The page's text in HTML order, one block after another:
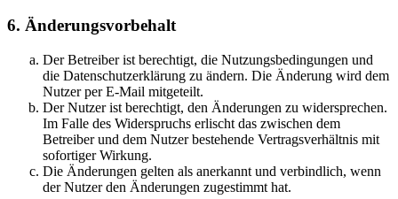
6. Änderungsvorbehalt
Der Betreiber ist berechtigt, die Nutzungsbedingungen und
die Datenschutzerklärung zu ändern. Die Änderung wird dem
Nutzer per E-Mail mitgeteilt.
Der Nutzer ist berechtigt, den Änderungen zu widersprechen.
Im Falle des Widerspruchs erlischt das zwischen dem
Betreiber und dem Nutzer bestehende Vertragsverhältnis mit
sofortiger Wirkung.
Die Änderungen gelten als anerkannt und verbindlich, wenn
der Nutzer den Änderungen zugestimmt hat.